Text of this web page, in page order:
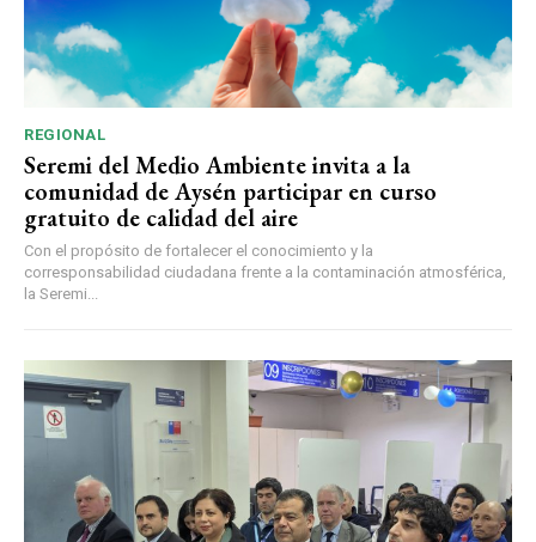
REGIONAL
Seremi del Medio Ambiente invita a la
comunidad de Aysén participar en curso
gratuito de calidad del aire
Con el propósito de fortalecer el conocimiento y la
corresponsabilidad ciudadana frente a la contaminación atmosférica,
la Seremi...